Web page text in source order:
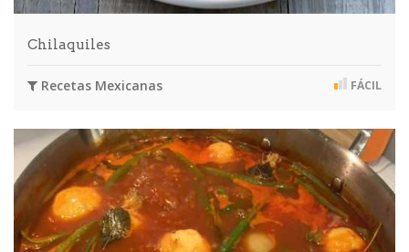
Chilaquiles
Recetas Mexicanas FÁCIL